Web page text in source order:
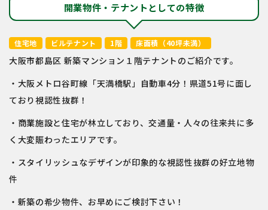
開業物件・テナントとしての特徴
住宅地 ビルテナント 1階 床面積（40坪未満）
大阪市都島区 新築マンション１階テナントのご紹介です。
・大阪メトロ谷町線「天満橋駅」自動車4分！県道51号に面し
ており視認性抜群！
・商業施設と住宅が林立しており、交通量・人々の往来共に多
く大変賑わったエリアです。
・スタイリッシュなデザインが印象的な視認性抜群の好立地物
件
・新築の希少物件、お早めにご検討下さい！